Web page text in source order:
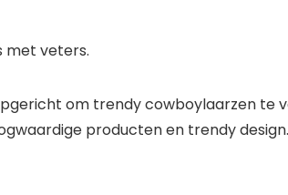
met veters.
om trendy cowboylaarzen te
producten en trendy